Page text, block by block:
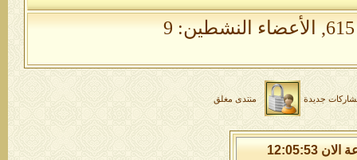
الأعضاء النشطين: 9
جديدة منتدى مغلق
الجمعة 7 من اغسطس 2026 , الساعة الان 12:05:55